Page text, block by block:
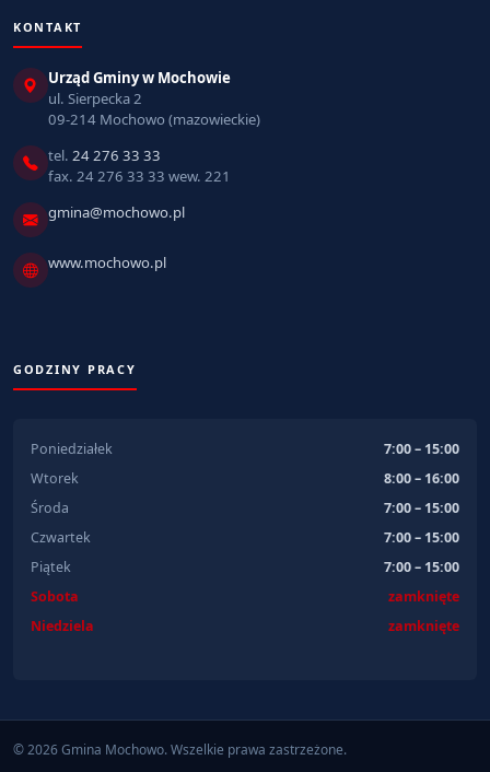
KONTAKT
Urząd Gminy w Mochowie
ul. Sierpecka 2
09-214 Mochowo (mazowieckie)
tel. 24 276 33 33
fax. 24 276 33 33 wew. 221
gmina@mochowo.pl
www.mochowo.pl
GODZINY PRACY
Poniedziałek
7:00 – 15:00
Wtorek
8:00 – 16:00
Środa
7:00 – 15:00
Czwartek
7:00 – 15:00
Piątek
7:00 – 15:00
Sobota
zamknięte
Niedziela
zamknięte
© 2026 Gmina Mochowo. Wszelkie prawa zastrzeżone.